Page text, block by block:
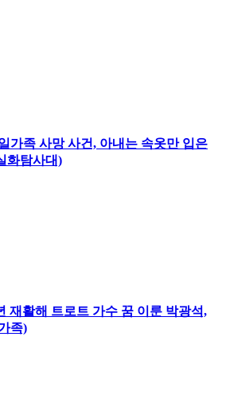
가족 사망 사건, 아내는 속옷만 입은
화탐사대)
재활해 트로트 가수 꿈 이룬 박광석,
족)